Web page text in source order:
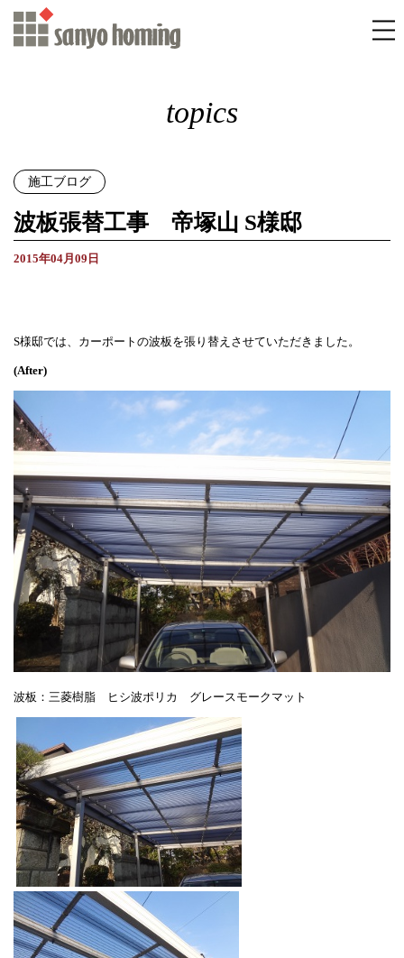
topics
施工ブログ
波板張替工事 帝塚山 S様邸
2015年04月09日
S様邸では、カーポートの波板を張り替えさせていただきました。
(After)
波板：三菱樹脂 ヒシ波ポリカ グレースモークマット